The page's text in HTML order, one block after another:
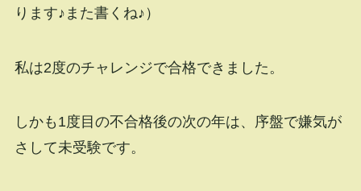
ります♪また書くね♪）
私は2度のチャレンジで合格できました。
しかも1度目の不合格後の次の年は、序盤で嫌気が
さして未受験です。